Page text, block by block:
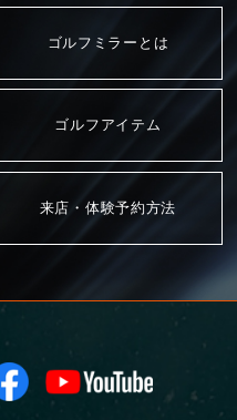
ゴルフミラーとは
ゴルフアイテム
来店・体験予約方法